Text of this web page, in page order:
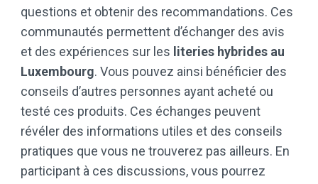
questions et obtenir des recommandations. Ces
communautés permettent d’échanger des avis
et des expériences sur les literies hybrides au
Luxembourg. Vous pouvez ainsi bénéficier des
conseils d’autres personnes ayant acheté ou
testé ces produits. Ces échanges peuvent
révéler des informations utiles et des conseils
pratiques que vous ne trouverez pas ailleurs. En
participant à ces discussions, vous pourrez